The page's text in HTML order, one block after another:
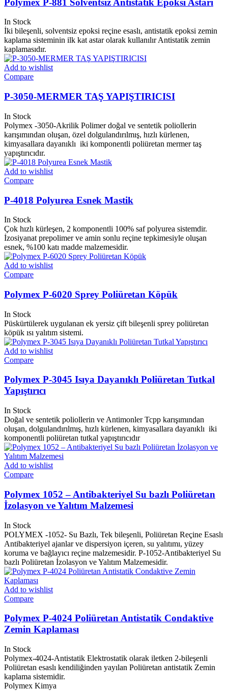
Polymex P-881 Solventsiz Antistatik Epoksi Astarı
In Stock
İki bileşenli, solventsiz epoksi reçine esaslı, antistatik epoksi zemin
kaplama sisteminin ilk kat astar olarak kullanılır Antistatik zemin
kaplamasıdır.
Add to wishlist
Compare
P-3050-MERMER TAŞ YAPIŞTIRICISI
In Stock
Polymex -3050-Akrilik Polimer doğal ve sentetik poliollerin
karışımından oluşan, özel dolgulandırılmış, hızlı kürlenen,
kimyasallara dayanıklı iki komponentli poliüretan mermer taş
yapıştırıcıdır.
Add to wishlist
Compare
P-4018 Polyurea Esnek Mastik
In Stock
Çok hızlı kürleşen, 2 komponentli 100% saf polyurea sistemdir.
İzosiyanat prepolimer ve amin sonlu reçine tepkimesiyle oluşan
esnek, %100 katı madde malzemesidir.
Add to wishlist
Compare
Polymex P-6020 Sprey Poliüretan Köpük
In Stock
Püskürtülerek uygulanan ek yersiz çift bileşenli sprey poliüretan
köpük ısı yalıtım sistemi.
Add to wishlist
Compare
Polymex P-3045 Isıya Dayanıklı Poliüretan Tutkal
Yapıştırıcı
In Stock
Doğal ve sentetik poliollerin ve Antimonler Tcpp karışımından
oluşan, dolgulandırılmış, hızlı kürlenen, kimyasallara dayanıklı iki
komponentli poliüretan tutkal yapıştırıcıdır
Add to wishlist
Compare
Polymex 1052 – Antibakteriyel Su bazlı Poliüretan
İzolasyon ve Yalıtım Malzemesi
In Stock
POLYMEX -1052- Su Bazlı, Tek bileşenli, Poliüretan Reçine Esaslı
Antibakteriyel ajanlar ve dispersiyon içeren, su yalıtımı, yüzey
koruma ve bağlayıcı reçine malzemesidir. P-1052-Antibakteriyel Su
bazlı Poliüretan İzolasyon ve Yalıtım Malzemesidir.
Add to wishlist
Compare
Polymex P-4024 Poliüretan Antistatik Condaktive
Zemin Kaplaması
In Stock
Polymex-4024-Antistatik Elektrostatik olarak iletken 2-bileşenli
Poliüretan esaslı kendiliğinden yayılan Poliüretan antistatik Zemin
kaplama sistemidir.
Polymex Kimya